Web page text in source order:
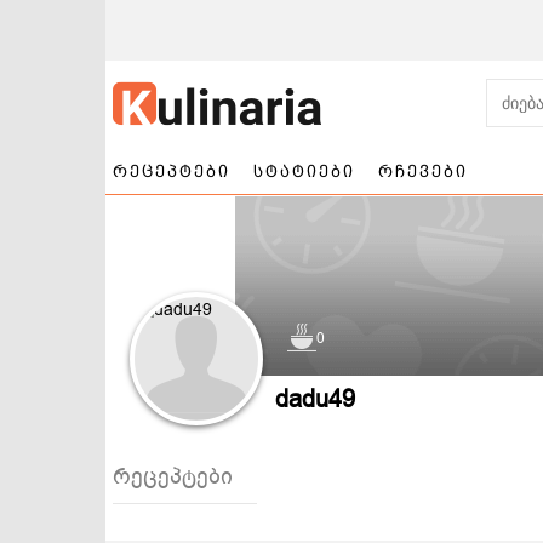
რეცეპტები
ნამცხვრები და
ტორტები
სალათები
სტატიები რჩევები
0
dadu49
რეცეპტები